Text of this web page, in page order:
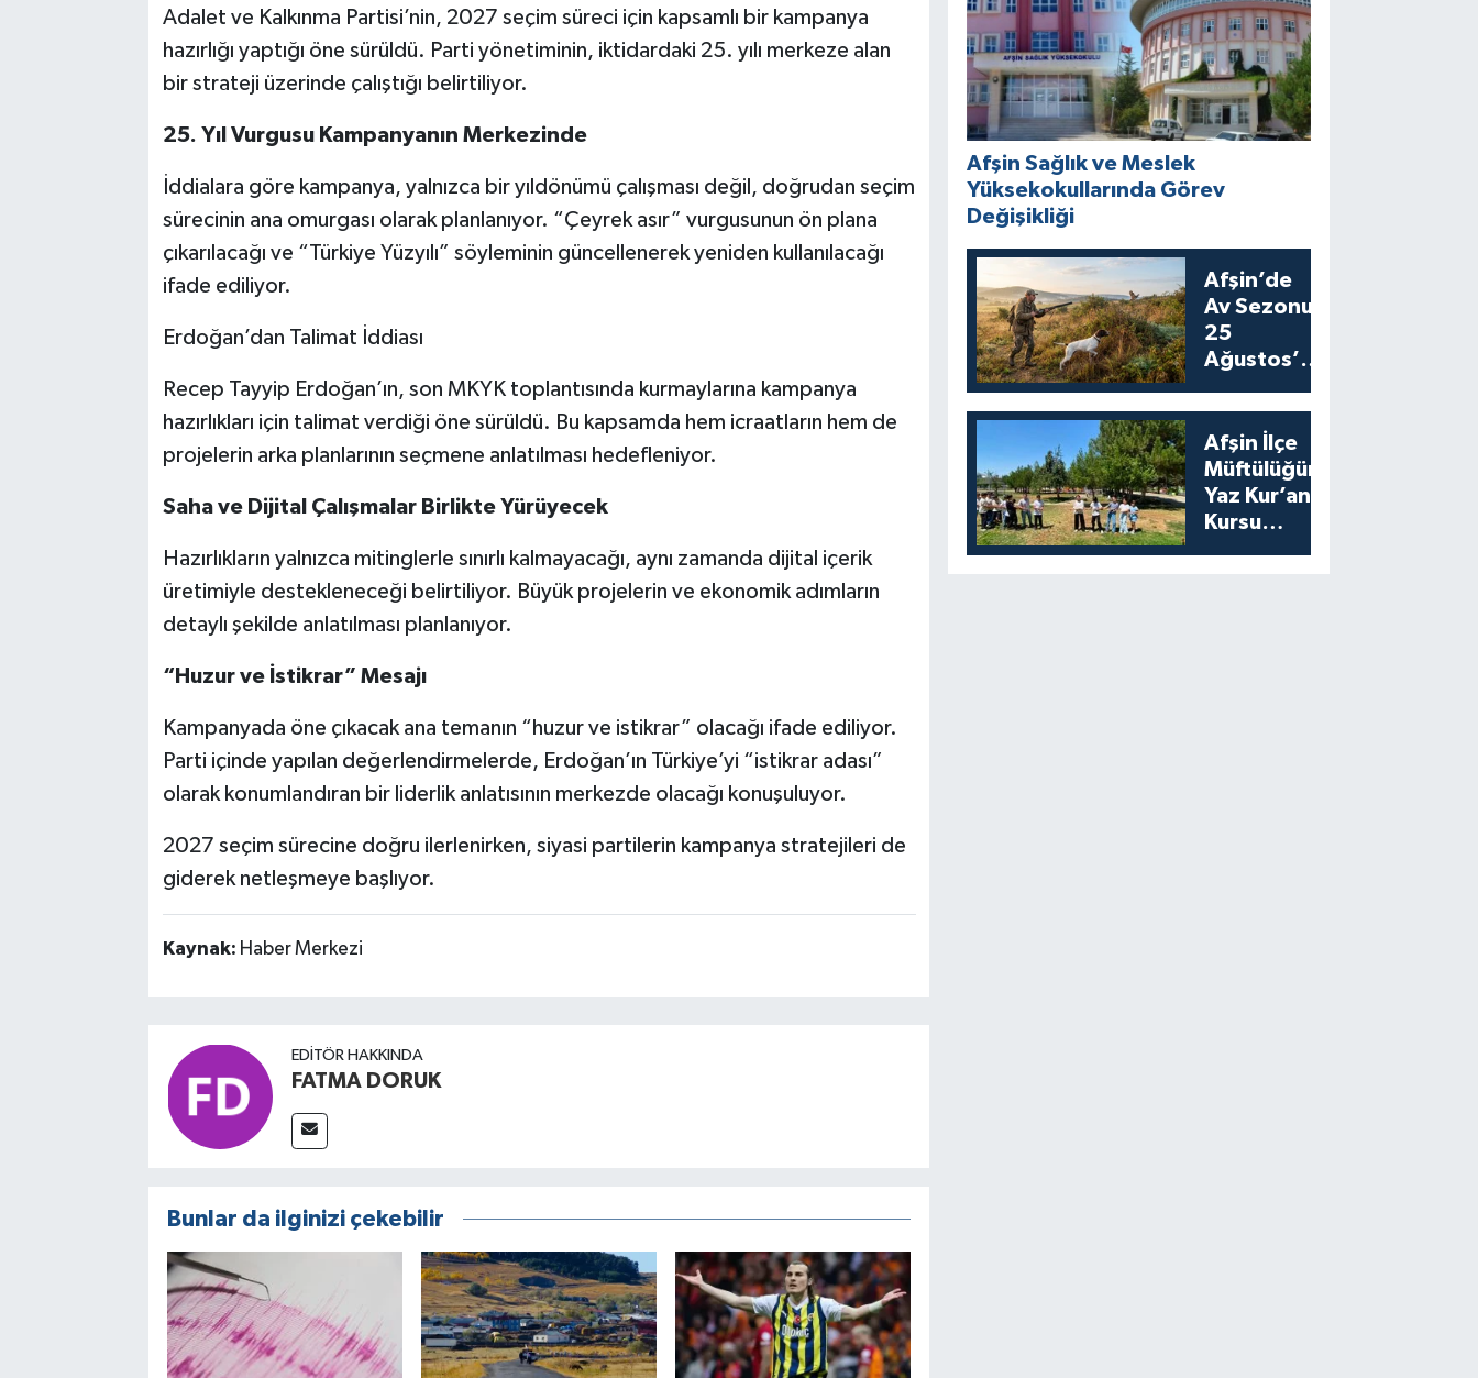
Adalet ve Kalkınma Partisi’nin, 2027 seçim süreci için kapsamlı bir kampanya
hazırlığı yaptığı öne sürüldü. Parti yönetiminin, iktidardaki 25. yılı merkeze alan
bir strateji üzerinde çalıştığı belirtiliyor.
25. Yıl Vurgusu Kampanyanın Merkezinde
İddialara göre kampanya, yalnızca bir yıldönümü çalışması değil, doğrudan seçim
sürecinin ana omurgası olarak planlanıyor. “Çeyrek asır” vurgusunun ön plana
çıkarılacağı ve “Türkiye Yüzyılı” söyleminin güncellenerek yeniden kullanılacağı
ifade ediliyor.
Erdoğan’dan Talimat İddiası
Recep Tayyip Erdoğan’ın, son MKYK toplantısında kurmaylarına kampanya
hazırlıkları için talimat verdiği öne sürüldü. Bu kapsamda hem icraatların hem de
projelerin arka planlarının seçmene anlatılması hedefleniyor.
Saha ve Dijital Çalışmalar Birlikte Yürüyecek
Hazırlıkların yalnızca mitinglerle sınırlı kalmayacağı, aynı zamanda dijital içerik
üretimiyle destekleneceği belirtiliyor. Büyük projelerin ve ekonomik adımların
detaylı şekilde anlatılması planlanıyor.
“Huzur ve İstikrar” Mesajı
Kampanyada öne çıkacak ana temanın “huzur ve istikrar” olacağı ifade ediliyor.
Parti içinde yapılan değerlendirmelerde, Erdoğan’ın Türkiye’yi “istikrar adası”
olarak konumlandıran bir liderlik anlatısının merkezde olacağı konuşuluyor.
2027 seçim sürecine doğru ilerlenirken, siyasi partilerin kampanya stratejileri de
giderek netleşmeye başlıyor.
Kaynak: Haber Merkezi
EDITÖR HAKKINDA
FATMA DORUK
Bunlar da ilginizi çekebilir
Afşin Sağlık ve Meslek
Yüksekokullarında Görev
Değişikliği
Afşin’de
Av Sezonu
25
Ağustos’ta
Avıyla
Açılıyor
Afşin İlçe
Müftülüğünden
Yaz Kur’an
Kursu